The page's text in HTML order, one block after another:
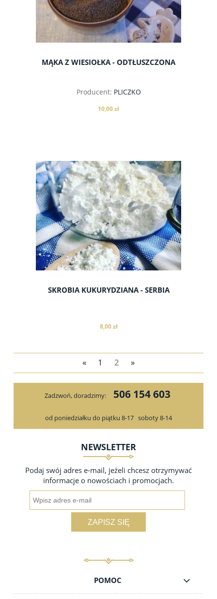
MĄKA Z WIESIOŁKA - ODTŁUSZCZONA
Producent: PLICZKO
10,00 zł
do koszyka
SKROBIA KUKURYDZIANA - SERBIA
8,00 zł
do koszyka
« 1 2 »
Zadzwoń, doradzimy: 506 154 603
od poniedziałku do piątku 8-17 soboty 8-14
NEWSLETTER
Podaj swój adres e-mail, jeżeli chcesz otrzymywać
informacje o nowościach i promocjach.
ZAPISZ SIĘ
POMOC